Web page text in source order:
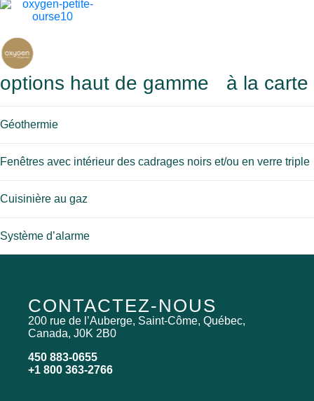
options haut de gamme à la carte
Géothermie
Fenêtres avec intérieur des cadrages noirs et/ou en verre triple
Cuisinière au gaz
Système d’alarme
CONTACTEZ-NOUS
200 rue de l’Auberge, Saint-Côme, Québec,
Canada, J0K 2B0
450 883-0655
+1 800 363-2766